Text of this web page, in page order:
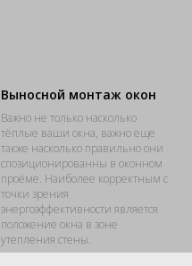
Выносной монтаж окон
Важно не только насколько
тёплые ваши окна, важно еще
также насколько правильно они
спозиционированны в оконном
проёме. Наиболее корректным с
точки зрения
энергоэффективности является
положение окна в зоне
утепления стены.